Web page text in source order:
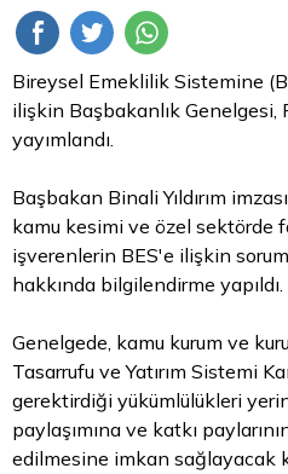
Bireysel Emeklilik Sistemine
ilişkin Başbakanlık Genelgesi,
yayımlandı.
Başbakan Binali Yıldırım
kamu kesimi ve özel sektörde
işverenlerin BES'e ilişkin
hakkında bilgilendirme yapıldı.
Genelgede, kamu kurum ve
Tasarrufu ve Yatırım Sistemi
gerektirdiği yükümlülükleri
paylaşımına ve katkı
edilmesine imkan sağlayacak